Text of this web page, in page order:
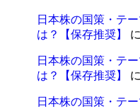
日本株の国策・テ
は？【保存推奨】
日本株の国策・テ
は？【保存推奨】
日本株の国策・テ